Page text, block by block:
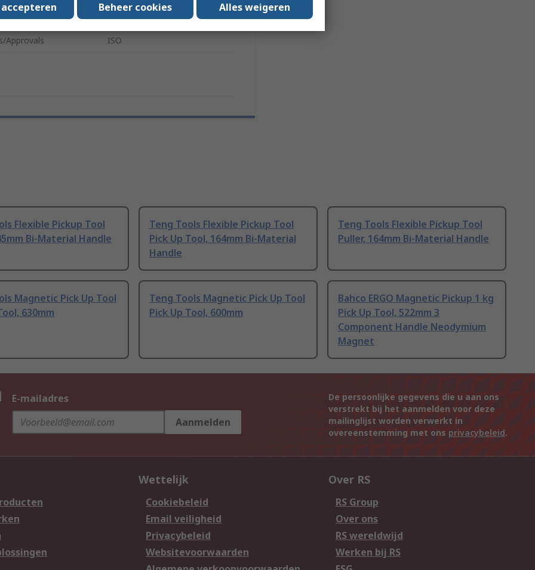
Approvals ISO
Flexible Pickup Tool
Bi-Material Handle
Teng Tools Flexible Pickup Tool
Pick Up Tool, 164mm Bi-Material
Handle
Teng Tools Flexible Pickup Tool
Puller, 164mm Bi-Material Handle
Magnetic Pick Up Tool
630mm
Teng Tools Magnetic Pick Up Tool
Pick Up Tool, 600mm
Bahco ERGO Magnetic Pickup 1 kg
Pick Up Tool, 522mm 3
Component Handle Neodymium
Magnet
E-mailadres
Aanmelden
De persoonlijke gegevens die u aan ons
verstrekt bij het aanmelden voor deze
mailinglijst worden verwerkt in
overeenstemming met ons privacybeleid.
Wettelijk
Cookiebeleid
Email veiligheid
Privacybeleid
Websitevoorwaarden
Over RS
RS Group
Over ons
RS wereldwijd
Werken bij RS
Beheer cookies Alles weigeren